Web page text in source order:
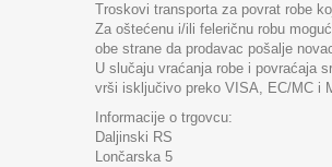
Troskovi transporta za povrat robe
Za oštećenu i/ili feleričnu robu
obe strane da prodavac pošalje
U slučaju vraćanja robe i povraćaja
vrši isključivo preko VISA, EC/MC i
Informacije o trgovcu:
Daljinski RS
Lončarska 5